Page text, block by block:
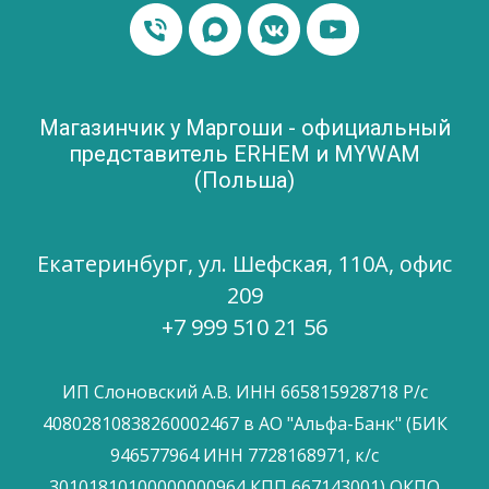
Магазинчик у Маргоши - официальный
представитель ERHEM и MYWAM
(Польша)
Екатеринбург, ул. Шефская, 110А, офис
209
+7 999 510 21 56
ИП Слоновский А.В. ИНН 665815928718 Р/с
40802810838260002467 в АО "Альфа-Банк" (БИК
946577964 ИНН 7728168971, к/с